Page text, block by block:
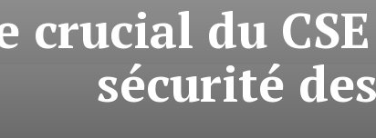
crucial du
sécurité